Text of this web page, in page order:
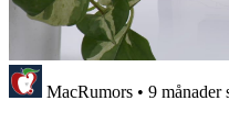
MacRumors • 9 månader